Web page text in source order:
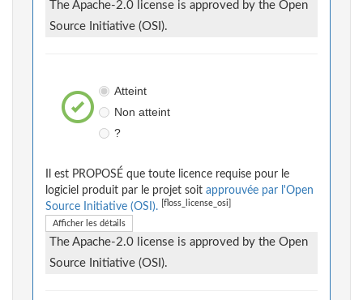
The Apache-2.0 license is approved by the Open
Source Initiative (OSI).
Atteint
Non atteint
?
Il est PROPOSÉ que toute licence requise pour le
logiciel produit par le projet soit approuvée par l'Open
Source Initiative (OSI).
[floss_license_osi]
Afficher les détails
The Apache-2.0 license is approved by the Open
Source Initiative (OSI).